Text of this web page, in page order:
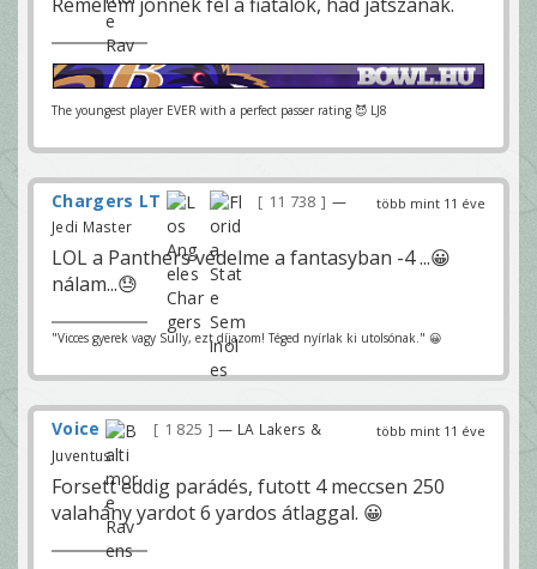
The youngest player EVER with a perfect passer rating 😈 LJ8
több mint 11 éve
Chargers LT 11 738
—
Jedi Master
LOL a Panthers védelme a fantasyban -4 ...😀
nálam...😓
"Vicces gyerek vagy Sully, ezt díjazom! Téged nyírlak ki utolsónak." 😀
több mint 11 éve
Voice 1 825
— LA Lakers &
Juventus
Forsett eddig parádés, futott 4 meccsen 250
valahány yardot 6 yardos átlaggal. 😀